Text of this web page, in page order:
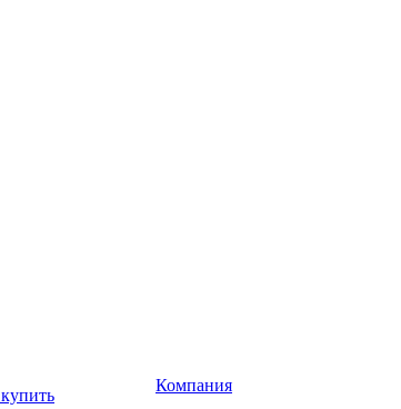
Компания